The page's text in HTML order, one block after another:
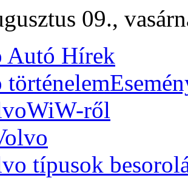
09.,
Autó Hírek
ről
típusok